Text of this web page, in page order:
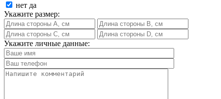
нет да
Укажите размер:
Укажите личные данные: